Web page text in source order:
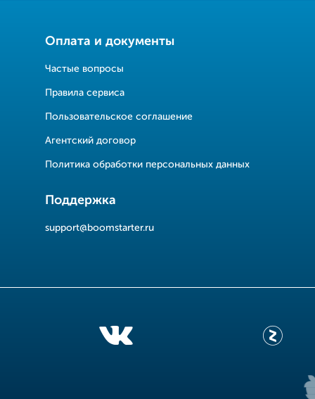
Оплата и документы
Частые вопросы
Правила сервиса
Пользовательское соглашение
Агентский договор
Политика обработки персональных данных
Поддержка
support@boomstarter.ru